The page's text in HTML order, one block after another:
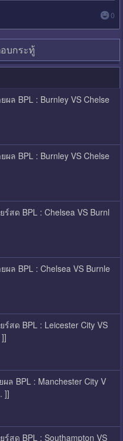
0
บกระทู้
ผล BPL : Burnley VS Chelse
ผล BPL : Burnley VS Chelse
ร์สด BPL : Chelsea VS Burnl
ผล BPL : Chelsea VS Burnle
ร์สด BPL : Leicester City VS
ผล BPL : Manchester City V
]]
ร์สด BPL : Southampton VS